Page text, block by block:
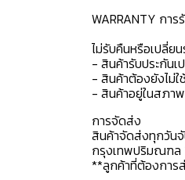
WARRANTY การ
ไม่รับคืนหรือเปลี่ย
- สินค้ารับประกันเ
- สินค้าต้องยังไม่
- สินค้าอยู่ในสภ
การจัดส่ง
สินค้าจัดส่งทุกวันจั
กรุงเทพปริมณฑล
**ลูกค้าที่ต้องการ